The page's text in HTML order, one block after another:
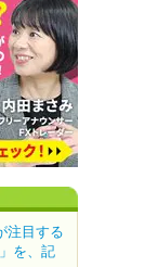
注目する
を、記